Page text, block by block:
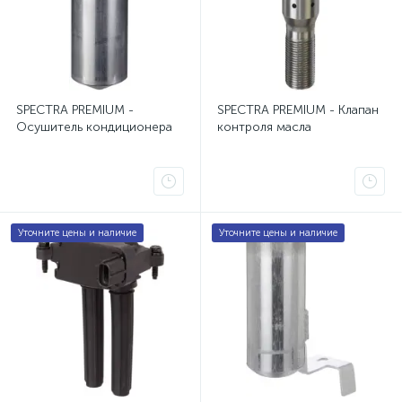
Радиатор охлаждения Cadillac SRX
Радиатор охлаждения Chevrolet TrailBlazer
Радиатор охлаждения Chrysler Pacifica 1
Радиатор охлаждения Chrysler PT Cruiser
Радиатор охлаждения Dodge Durango
Радиатор охлаждения Escalade Avalanche Suburban
Радиатор охлаждения Ford Escape 1
Радиатор охлаждения Ford Explorer 3, 4
SPECTRA PREMIUM -
Осушитель кондиционера
SPECTRA PREMIUM - Клапан
контроля масла
Уточните цены и наличие Уточните цены и наличие